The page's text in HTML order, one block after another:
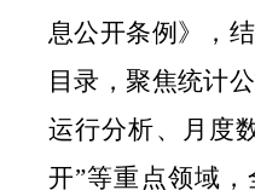
息公开条例》，
目录，聚焦统计
运行分析、月度
开”等重点领域